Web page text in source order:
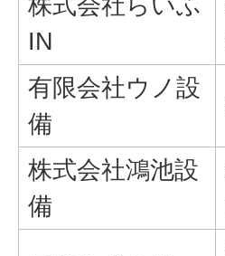
IN
有限会社ウノ設
備
株式会社鴻池設
備